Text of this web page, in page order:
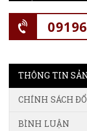
THÔNG TIN
CHÍNH SÁCH
BÌNH LUẬN